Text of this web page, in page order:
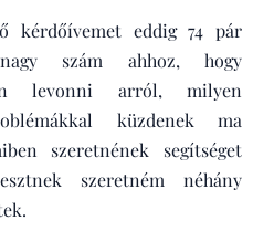
kérdőívemet eddig 74 pár
szám ahhoz, hogy
levonni arról, milyen
küzdenek ma
szeretnének segítséget
szeretném néhány